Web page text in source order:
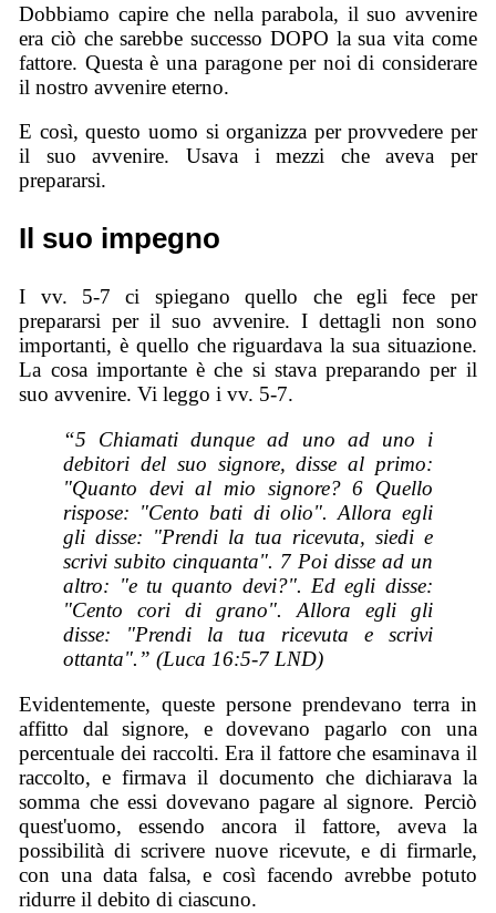
Dobbiamo capire che nella parabola, il suo avvenire
era ciò che sarebbe successo DOPO la sua vita come
fattore. Questa è una paragone per noi di considerare
il nostro avvenire eterno.
E così, questo uomo si organizza per provvedere per
il suo avvenire. Usava i mezzi che aveva per
prepararsi.
Il suo impegno
I vv. 5-7 ci spiegano quello che egli fece per
prepararsi per il suo avvenire. I dettagli non sono
importanti, è quello che riguardava la sua situazione.
La cosa importante è che si stava preparando per il
suo avvenire. Vi leggo i vv. 5-7.
“5 Chiamati dunque ad uno ad uno i
debitori del suo signore, disse al primo:
"Quanto devi al mio signore? 6 Quello
rispose: "Cento bati di olio". Allora egli
gli disse: "Prendi la tua ricevuta, siedi e
scrivi subito cinquanta". 7 Poi disse ad un
altro: "e tu quanto devi?". Ed egli disse:
"Cento cori di grano". Allora egli gli
disse: "Prendi la tua ricevuta e scrivi
ottanta".” (Luca 16:5-7 LND)
Evidentemente, queste persone prendevano terra in
affitto dal signore, e dovevano pagarlo con una
percentuale dei raccolti. Era il fattore che esaminava il
raccolto, e firmava il documento che dichiarava la
somma che essi dovevano pagare al signore. Perciò
quest'uomo, essendo ancora il fattore, aveva la
possibilità di scrivere nuove ricevute, e di firmarle,
con una data falsa, e così facendo avrebbe potuto
ridurre il debito di ciascuno.